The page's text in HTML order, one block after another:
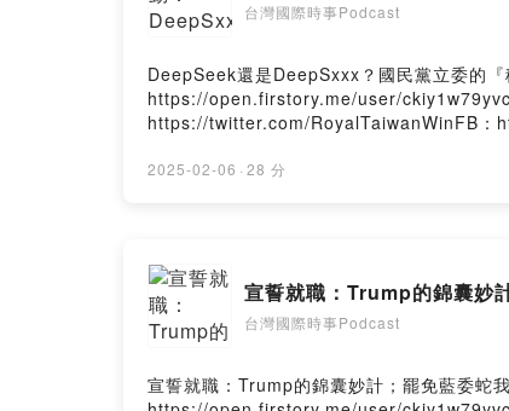
台灣國際時事Podcast
DeepSeek還是DeepSxxx？國民黨立委的
https://open.firstory.me/user/
https://twitter.com/RoyalTaiwanWinFB
2025-02-06 · 28 分
宣誓就職：Trump的錦囊妙
台灣國際時事Podcast
宣誓就職：Trump的錦囊妙計；罷免藍委